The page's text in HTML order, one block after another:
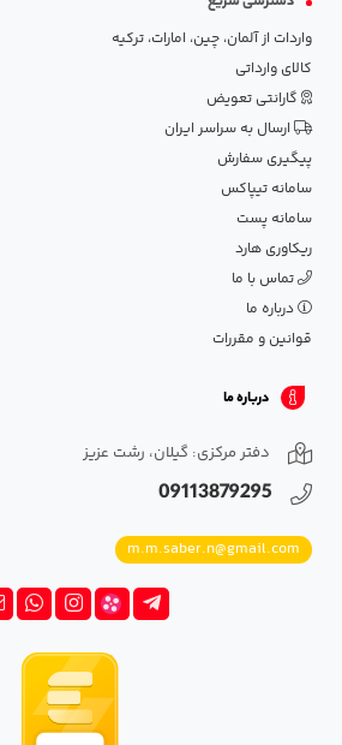
واردات از آلمان، چین، امارات، ترکیه
کالای وارداتی
گارانتی تعویض
ارسال به سراسر ایران
پیگیری سفارش
سامانه تیپاکس
سامانه پست
ریکاوری هارد
تماس با ما
درباره ما
قوانین و مقررات
درباره ما
دفتر مرکزی: گیلان، رشت عزیز
09113879295
m.m.saber.n@gmail.com